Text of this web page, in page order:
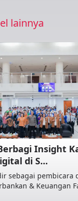
lainnya
Insight
di S...
sebagai pembicara
& Keuangan